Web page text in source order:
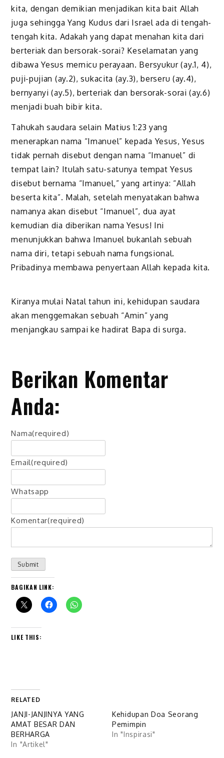
kita, dengan demikian menjadikan kita bait Allah
juga sehingga Yang Kudus dari Israel ada di tengah-
tengah kita. Adakah yang dapat menahan kita dari
berteriak dan bersorak-sorai? Keselamatan yang
dibawa Yesus memicu perayaan. Bersyukur (ay.1, 4),
puji-pujian (ay.2), sukacita (ay.3), berseru (ay.4),
bernyanyi (ay.5), berteriak dan bersorak-sorai (ay.6)
menjadi buah bibir kita.
Tahukah saudara selain Matius 1:23 yang
menerapkan nama “Imanuel” kepada Yesus, Yesus
tidak pernah disebut dengan nama “Imanuel” di
tempat lain? Itulah satu-satunya tempat Yesus
disebut bernama “Imanuel,” yang artinya: “Allah
beserta kita”. Malah, setelah menyatakan bahwa
namanya akan disebut “Imanuel”, dua ayat
kemudian dia diberikan nama Yesus! Ini
menunjukkan bahwa Imanuel bukanlah sebuah
nama diri, tetapi sebuah nama fungsional.
Pribadinya membawa penyertaan Allah kepada kita.
Kiranya mulai Natal tahun ini, kehidupan saudara
akan menggemakan sebuah “Amin” yang
menjangkau sampai ke hadirat Bapa di surga.
Berikan Komentar
Anda:
Nama(required)
Email(required)
Whatsapp
Komentar(required)
Submit
BAGIKAN LINK:
LIKE THIS:
RELATED
JANJI-JANJINYA YANG
AMAT BESAR DAN
BERHARGA
In "Artikel"
Kehidupan Doa Seorang
Pemimpin
In "Inspirasi"